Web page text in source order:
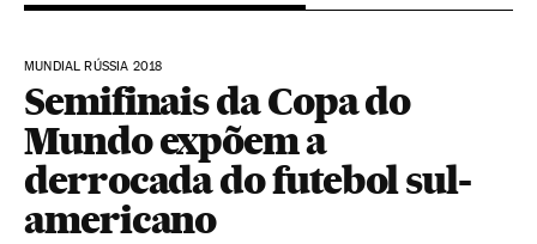
MUNDIAL RÚSSIA 2018
Semifinais da Copa do
Mundo expõem a
derrocada do futebol sul-
americano